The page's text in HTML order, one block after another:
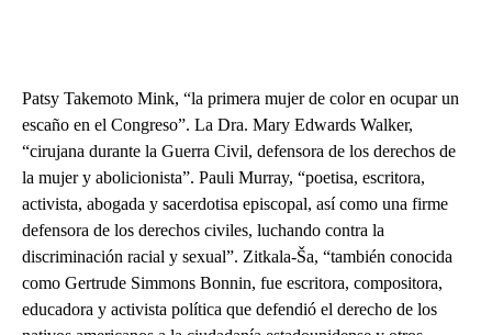
Patsy Takemoto Mink, “la primera mujer de color en ocupar un
escaño en el Congreso”. La Dra. Mary Edwards Walker,
“cirujana durante la Guerra Civil, defensora de los derechos de
la mujer y abolicionista”. Pauli Murray, “poetisa, escritora,
activista, abogada y sacerdotisa episcopal, así como una firme
defensora de los derechos civiles, luchando contra la
discriminación racial y sexual”. Zitkala-Ša, “también conocida
como Gertrude Simmons Bonnin, fue escritora, compositora,
educadora y activista política que defendió el derecho de los